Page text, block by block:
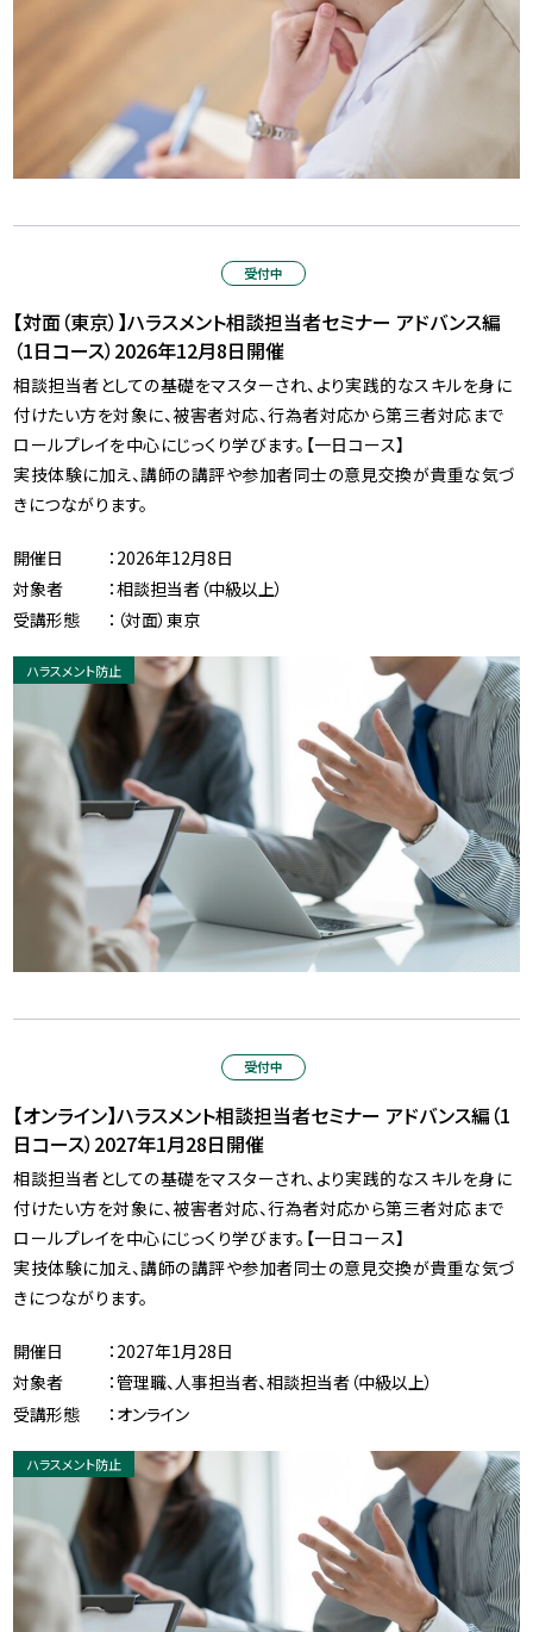
ハラスメント防止
受付中
【対面（東京）】ハラスメント相談担当者セミナー アドバンス編
（1日コース）2026年12月8日開催
相談担当者としての基礎をマスターされ、より実践的なスキルを身に
付けたい方を対象に、被害者対応、行為者対応から第三者対応まで
ロールプレイを中心にじっくり学びます。【一日コース】
実技体験に加え、講師の講評や参加者同士の意見交換が貴重な気づ
きにつながります。
開催日
：2026年12月8日
対象者
：相談担当者（中級以上）
受講形態
：（対面）東京
ハラスメント防止
受付中
【オンライン】ハラスメント相談担当者セミナー アドバンス編（1
日コース）2027年1月28日開催
相談担当者としての基礎をマスターされ、より実践的なスキルを身に
付けたい方を対象に、被害者対応、行為者対応から第三者対応まで
ロールプレイを中心にじっくり学びます。【一日コース】
実技体験に加え、講師の講評や参加者同士の意見交換が貴重な気づ
きにつながります。
開催日
：2027年1月28日
対象者
：管理職、人事担当者、相談担当者（中級以上）
受講形態
：オンライン